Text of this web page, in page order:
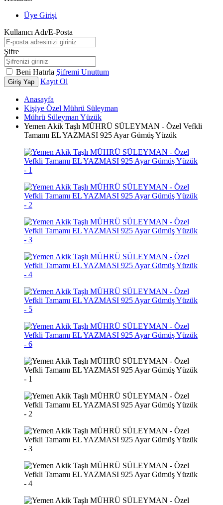
Üye Girişi
Kullanıcı Adı/E-Posta
Şifre
Beni Hatırla Şifremi Unuttum
Giriş Yap Kayıt Ol
Anasayfa
Kişiye Özel Mührü Süleyman
Mührü Süleyman Yüzük
Yemen Akik Taşlı MÜHRÜ SÜLEYMAN - Özel Vefkli
Tamamı EL YAZMASI 925 Ayar Gümüş Yüzük